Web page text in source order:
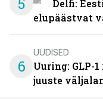
Delfi:
elupäästvat
6
UUDISED
Uuring: GLP-
juuste